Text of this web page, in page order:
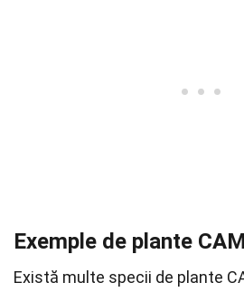
Exemple de plante CAM
Există multe specii de plante